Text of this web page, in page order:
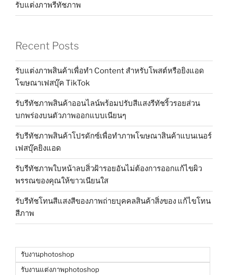
รับแต่งภาพรีทัชภาพ
Recent Posts
รับแต่งภาพสินค้าเพื่อทำ Content สำหรับโพสต์หรือยิงแอด
โฆษณาเฟสบุ๊ค TikTok
รับรีทัชภาพสินค้าออนไลน์พร้อมปรับสีแสงรีทัชริ้วรอยส่วน
บกพร่องบนตัวภาพออกแบบเนียนๆ
รับรีทัชภาพสินค้าโปรดักซ์เพื่อทำภาพโฆษณาสินค้าแบนเนอร์
เฟสบุ๊คยิงแอด
รับรีทัชภาพใบหน้าลบสิ่วฝ้ารอยอันไม่ต้องการออกแก้ไขผิว
พรรณของคุณให้ขาวเนียนใส
รับรีทัชโทนสีแสงสีของภาพถ่ายบุคคลสินค้าสิ่งของ แก้ไขโทน
สีภาพ
รับงานphotoshop
รับงานแต่งภาพphotoshop